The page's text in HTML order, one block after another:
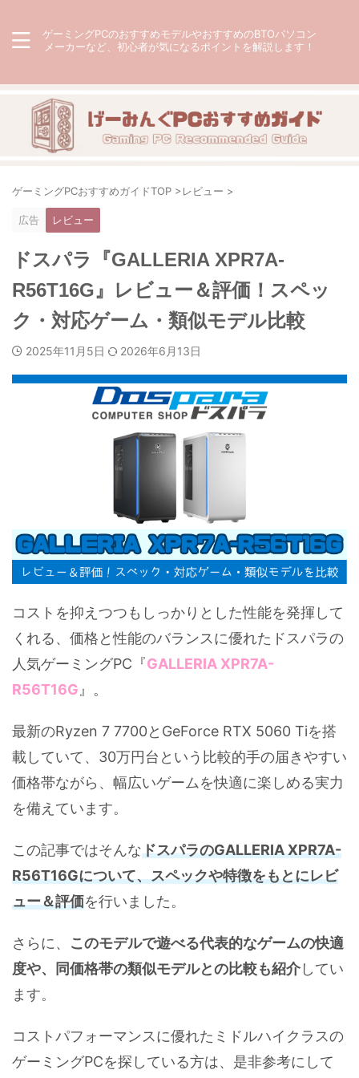
ゲーミングPCのおすすめモデルやおすすめのBTOパソコン
メーカーなど、初心者が気になるポイントを解説します！
ゲーミングPCおすすめガイドTOP >レビュー >
広告 レビュー
ドスパラ『GALLERIA XPR7A-
R56T16G』レビュー＆評価！スペッ
ク・対応ゲーム・類似モデル比較
2025年11月5日 2026年6月13日
コストを抑えつつもしっかりとした性能を発揮して
くれる、価格と性能のバランスに優れたドスパラの
人気ゲーミングPC『GALLERIA XPR7A-
R56T16G 』。
最新のRyzen 7 7700とGeForce RTX 5060 Tiを搭
載していて、30万円台という比較的手の届きやすい
価格帯ながら、幅広いゲームを快適に楽しめる実力
を備えています。
この記事ではそんなドスパラのGALLERIA XPR7A-
R56T16Gについて、スペックや特徴をもとにレビ
ュー＆評価を行いました。
さらに、 このモデルで遊べる代表的なゲームの快適
度や、同価格帯の類似モデルとの比較も紹介してい
ます。
コストパフォーマンスに優れたミドルハイクラスの
ゲーミングPCを探している方は、是非参考にして